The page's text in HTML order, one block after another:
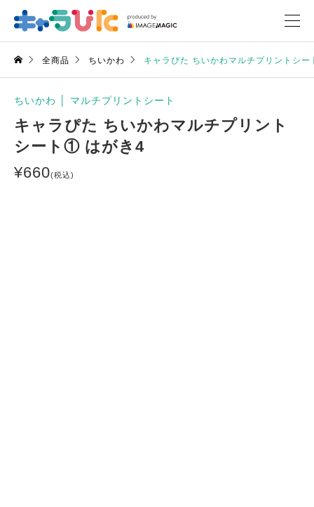
全商品 ちいかわ キャラぴた ちいかわマルチプリントシ
ちいかわ マルチプリントシート
キャラぴた ちいかわマルチプリント
シート① はがき4
¥660(税込)